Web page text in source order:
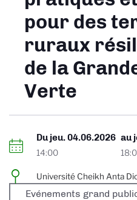
pour des
ruraux
de la
Verte
Du jeu. 04.06.2026
14:00
au
Université Cheikh Anta
Evénements grand